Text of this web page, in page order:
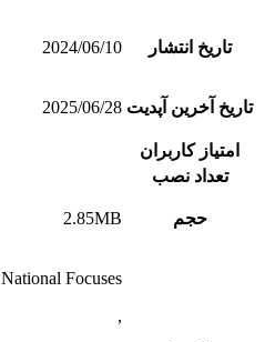
تاریخ انتشار 2024/06/10
تاریخ آخرین آپدیت 2025/06/28
امتیاز کاربران
تعداد نصب
حجم 2.85MB
National Focuses
,